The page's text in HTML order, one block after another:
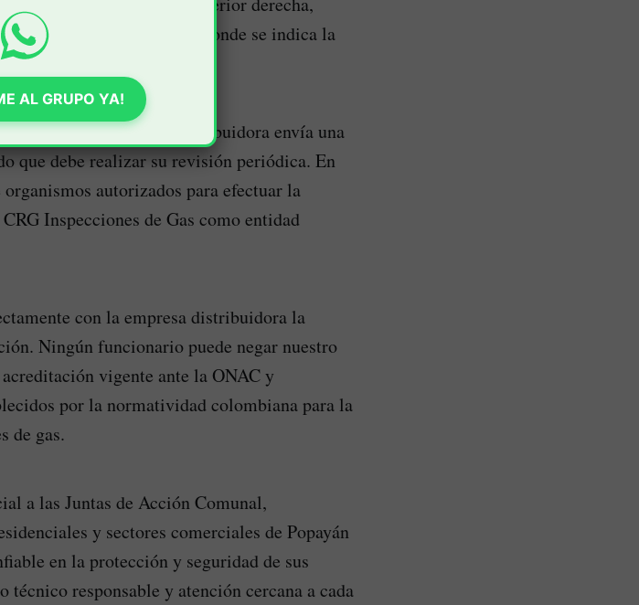
“Revisión Periódica”, donde se indica la
la empresa distribuidora envía una
que debe realizar su revisión periódica. En
autorizados para efectuar la
Inspecciones de Gas como entidad
con la empresa distribuidora la
Ningún funcionario puede negar nuestro
vigente ante la ONAC y
por la normatividad colombiana para la
de gas.
a las Juntas de Acción Comunal,
y sectores comerciales de Popayán
en la protección y seguridad de sus
responsable y atención cercana a cada
AL GRUPO YA!